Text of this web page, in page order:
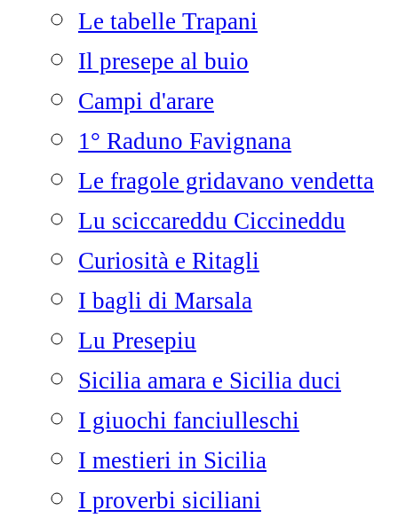
Le tabelle Trapani
Il presepe al buio
Campi d'arare
1° Raduno Favignana
Le fragole gridavano vendetta
Lu sciccareddu Ciccineddu
Curiosità e Ritagli
I bagli di Marsala
Lu Presepiu
Sicilia amara e Sicilia duci
I giuochi fanciulleschi
I mestieri in Sicilia
I proverbi siciliani